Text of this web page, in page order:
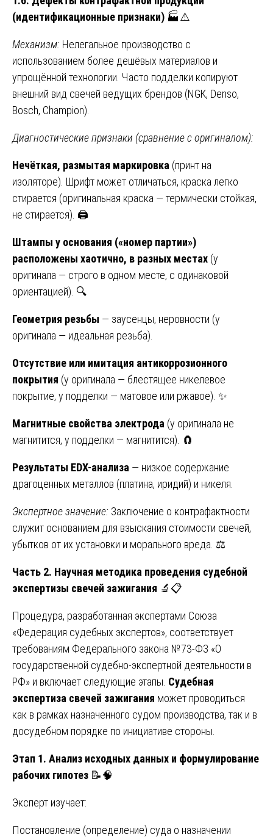
(идентификационные признаки) 🏭⚠️
Механизм: Нелегальное производство с
использованием более дешёвых материалов и
упрощённой технологии. Часто подделки копируют
внешний вид свечей ведущих брендов (NGK, Denso,
Bosch, Champion).
Диагностические признаки (сравнение с оригиналом):
Нечёткая, размытая маркировка (принт на
изоляторе). Шрифт может отличаться, краска легко
стирается (оригинальная краска — термически стойкая,
не стирается). 🖨️
Штампы у основания («номер партии»)
расположены хаотично, в разных местах (у
оригинала — строго в одном месте, с одинаковой
ориентацией). 🔍
Геометрия резьбы — заусенцы, неровности (у
оригинала — идеальная резьба).
Отсутствие или имитация антикоррозионного
покрытия (у оригинала — блестящее никелевое
покрытие, у подделки — матовое или ржавое). ✨
Магнитные свойства электрода (у оригинала не
магнитится, у подделки — магнитится). 🧲
Результаты EDX-анализа — низкое содержание
драгоценных металлов (платина, иридий) и никеля.
Экспертное значение: Заключение о контрафактности
служит основанием для взыскания стоимости свечей,
убытков от их установки и морального вреда. ⚖️
Часть 2. Научная методика проведения судебной
экспертизы свечей зажигания 🔬📋
Процедура, разработанная экспертами Союза
«Федерация судебных экспертов», соответствует
требованиям Федерального закона №73-ФЗ «О
государственной судебно-экспертной деятельности в
РФ» и включает следующие этапы. Судебная
экспертиза свечей зажигания может проводиться
как в рамках назначенного судом производства, так и в
досудебном порядке по инициативе стороны.
Этап 1. Анализ исходных данных и формулирование
рабочих гипотез 📝🧠
Эксперт изучает:
Постановление (определение) суда о назначении